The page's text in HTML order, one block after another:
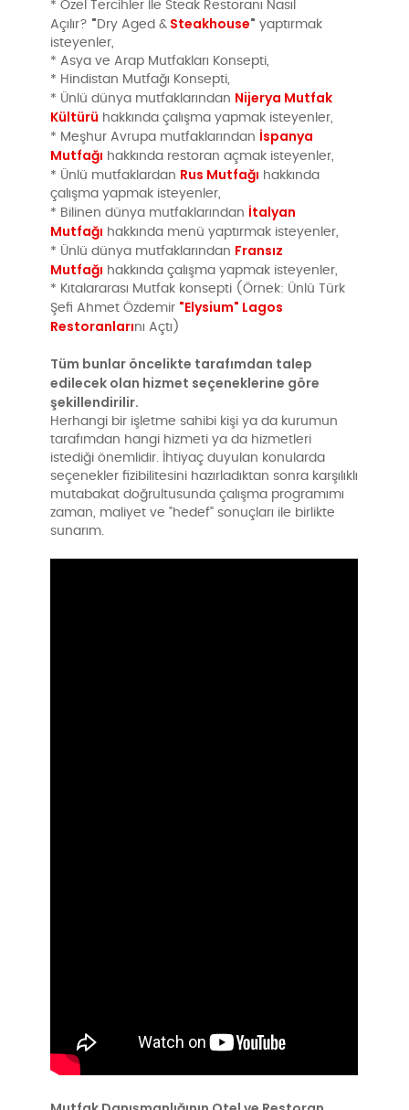
* Özel Tercihler İle Steak Restoranı Nasıl
Açılır? " Dry Aged & Steakhouse" yaptırmak
isteyenler,
* Asya ve Arap Mutfakları Konsepti,
* Hindistan Mutfağı Konsepti,
* Ünlü dünya mutfaklarından Nijerya Mutfak
Kültürü hakkında çalışma yapmak isteyenler,
* Meşhur Avrupa mutfaklarından İspanya
Mutfağı hakkında restoran açmak isteyenler,
* Ünlü mutfaklardan Rus Mutfağı hakkında
çalışma yapmak isteyenler,
* Bilinen dünya mutfaklarından İtalyan
Mutfağı hakkında menü yaptırmak isteyenler,
* Ünlü dünya mutfaklarından Fransız
Mutfağı hakkında çalışma yapmak isteyenler,
* Kıtalararası Mutfak konsepti (Örnek: Ünlü Türk
Şefi Ahmet Özdemir "Elysium" Lagos
Restoranlarını Açtı)
Tüm bunlar öncelikte tarafımdan talep
edilecek olan hizmet seçeneklerine göre
şekillendirilir.
Herhangi bir işletme sahibi kişi ya da kurumun
tarafımdan hangi hizmeti ya da hizmetleri
istediği önemlidir. İhtiyaç duyulan konularda
seçenekler fizibilitesini hazırladıktan sonra karşılıklı
mutabakat doğrultusunda çalışma programımı
zaman, maliyet ve "hedef" sonuçları ile birlikte
sunarım.